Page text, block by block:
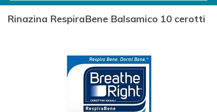
Rinazina RespiraBene Balsamico 10 cerotti